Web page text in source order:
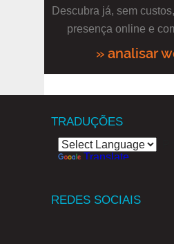
Descubra já, sem
presença online e
» analisar
TRADUÇÕES
Translate
REDES SOCIAIS